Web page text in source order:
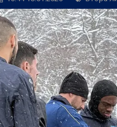
БГ Футбол:Янев: Без
БГ Футбол:По примера